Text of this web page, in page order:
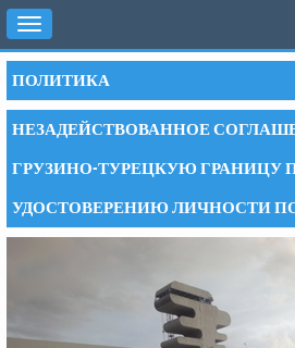
Toggle
navigation
ПОЛИТИКА
НЕЗАДЕЙСТВОВАННОЕ
ГРУЗИНО-ТУРЕЦКУЮ ГРАНИЦУ
УДОСТОВЕРЕНИЮ ЛИЧНОСТИ